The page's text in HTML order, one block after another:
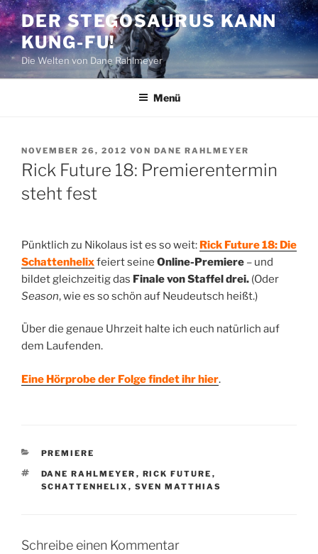
Zum
Inhalt
springen
DER STEGOSAURUS KANN
KUNG-FU!
Die Welten von Dane Rahlmeyer
Menü
VERÖFFENTLICHT
AM
NOVEMBER 26, 2012 VON DANE RAHLMEYER
Rick Future 18: Premierentermin
steht fest
Pünktlich zu Nikolaus ist es so weit: Rick Future 18: Die
Schattenhelixfeiert seine Online-Premiere – und
bildet gleichzeitig das Finale von Staffel drei. (Oder
Season, wie es so schön auf Neudeutsch heißt.)
Über die genaue Uhrzeit halte ich euch natürlich auf
dem Laufenden.
Eine Hörprobe der Folge findet ihr hier.
KATEGORIEN
PREMIERE
SCHLAGWÖRTER
DANE RAHLMEYER , RICK FUTURE ,
SCHATTENHELIX , SVEN MATTHIAS
Schreibe einen Kommentar